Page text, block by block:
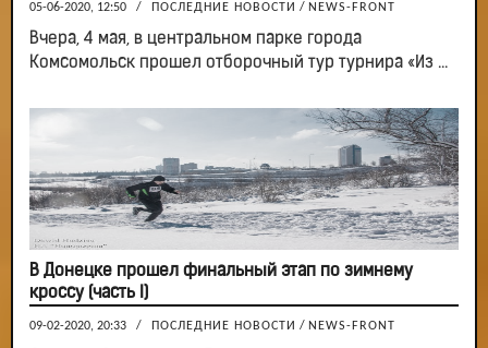
05-06-2020, 12:50 / ПОСЛЕДНИЕ НОВОСТИ / NEWS-FRONT
Вчера, 4 мая, в центральном парке города
Комсомольск прошел отборочный тур турнира «Из ...
В Донецке прошел финальный этап по зимнему
кроссу (часть I)
09-02-2020, 20:33 / ПОСЛЕДНИЕ НОВОСТИ / NEWS-FRONT